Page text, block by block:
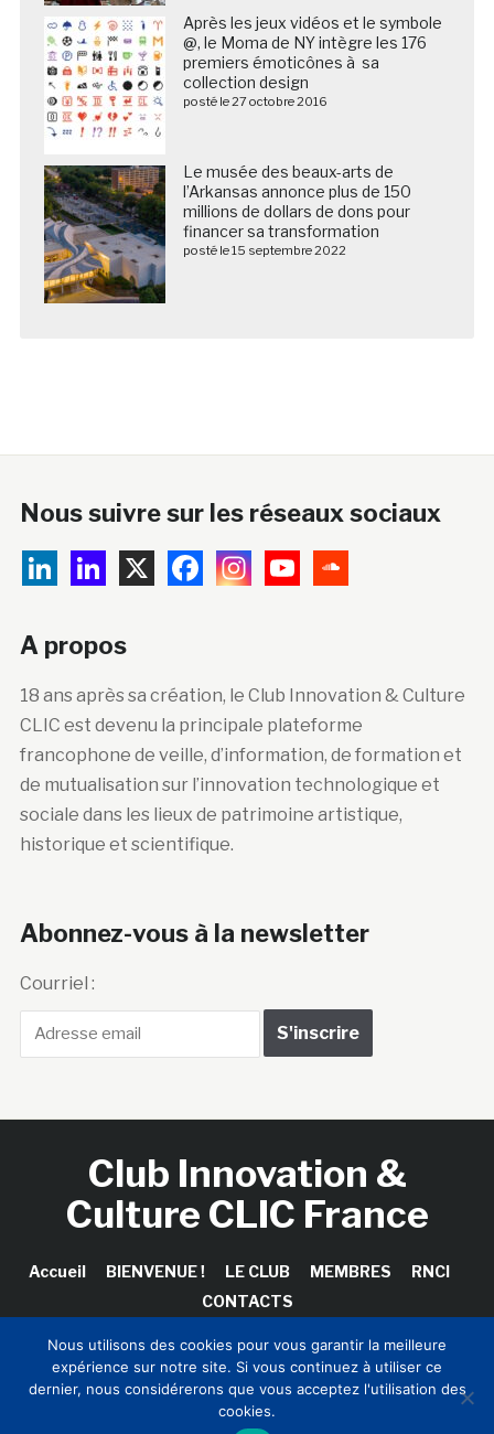
Après les jeux vidéos et le symbole
@, le Moma de NY intègre les 176
premiers émoticônes à sa
collection design
posté le 27 octobre 2016
Le musée des beaux-arts de
l’Arkansas annonce plus de 150
millions de dollars de dons pour
financer sa transformation
posté le 15 septembre 2022
Nous suivre sur les réseaux sociaux
A propos
18 ans après sa création, le Club Innovation & Culture
CLIC est devenu la principale plateforme
francophone de veille, d’information, de formation et
de mutualisation sur l’innovation technologique et
sociale dans les lieux de patrimoine artistique,
historique et scientifique.
Abonnez-vous à la newsletter
Courriel :
Club Innovation &
Culture CLIC France
Accueil BIENVENUE ! LE CLUB MEMBRES
RNCI
CONTACTS
Copyright © 2026 Club Innovation & Culture CLIC France /
Sinapses Conseils
Nous utilisons des cookies pour vous garantir la meilleure
expérience sur notre site. Si vous continuez à utiliser ce
dernier, nous considérerons que vous acceptez l'utilisation des
cookies.